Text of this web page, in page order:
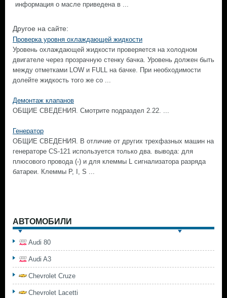
информация о масле приведена в ...
Другое на сайте:
Проверка уровня охлаждающей жидкости
Уровень охлаждающей жидкости проверяется на холодном
двигателе через прозрачную стенку бачка. Уровень должен быть
между отметками LOW и FULL на бачке. При необходимости
долейте жидкость того же со ...
Демонтаж клапанов
ОБЩИЕ СВЕДЕНИЯ. Смотрите подраздел 2.22. ...
Генератор
ОБЩИЕ СВЕДЕНИЯ. В отличие от других трехфазных машин на
генераторе CS-121 используется только два. вывода: для
плюсового провода (-) и для клеммы L сигнализатора разряда
батареи. Клеммы Р, I, S ...
АВТОМОБИЛИ
Audi 80
Audi A3
Chevrolet Cruze
Chevrolet Lacetti